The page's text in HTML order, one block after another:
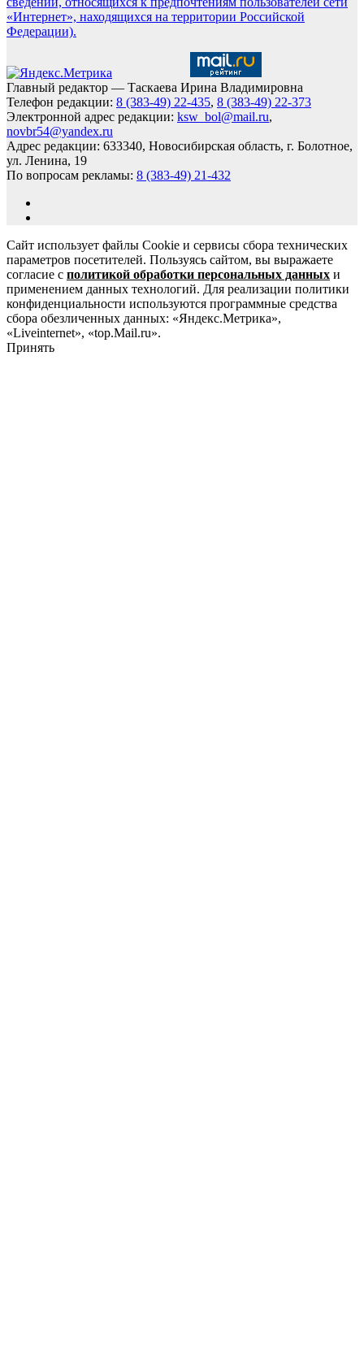
«Интернет», находящихся на территории Российской
Федерации).
Главный редактор — Таскаева Ирина Владимировна
Телефон редакции: 8 (383-49) 22-435, 8 (383-49) 22-373
Электронной адрес редакции: ksw_bol@mail.ru,
novbr54@yandex.ru
Адрес редакции: 633340, Новосибирская область, г. Болотное,
ул. Ленина, 19
По вопросам рекламы: 8 (383-49) 21-432
Сайт использует файлы Cookie и сервисы сбора технических
параметров посетителей. Пользуясь сайтом, вы выражаете
согласие с политикой обработки персональных данных и
применением данных технологий. Для реализации политики
конфиденциальности используются программные средства
сбора обезличенных данных: «Яндекс.Метрика»,
«Liveinternet», «top.Mail.ru».
Принять